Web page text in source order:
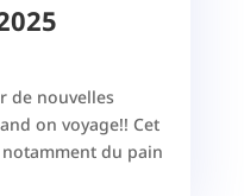
de nouvelles
on voyage!! Cet
du pain